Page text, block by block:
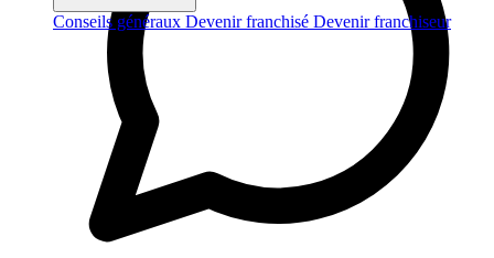
Conseils généraux Devenir franchisé Devenir franchiseur